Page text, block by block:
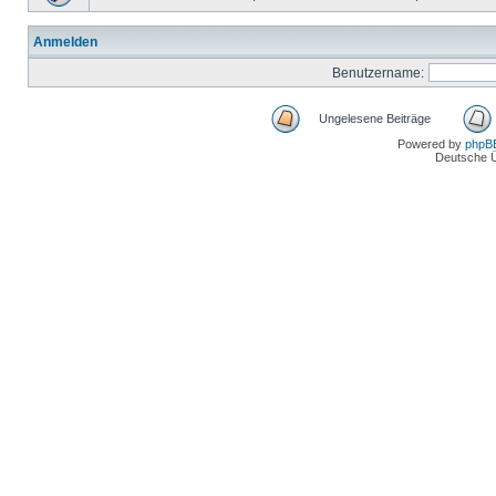
Anmelden
Benutzername:
Ungelesene Beiträge
Powered by
Deutsche